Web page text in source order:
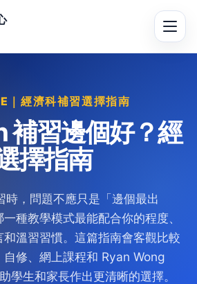
｜經濟科補習選擇指南
補習邊個好？經
擇指南
時，問題不應只是「邊個最出
種教學模式最能配合你的程度、
溫習習慣。這篇指南會客觀比較
自修、網上課程和 Ryan Wong
學生和家長作出更清晰的選擇。